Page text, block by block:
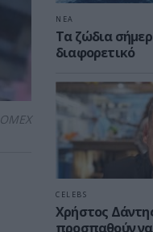
ΝΕΑ
Τα ζώδια
διαφορετικό
CELEBS
Χρήστος
προσπαθούν